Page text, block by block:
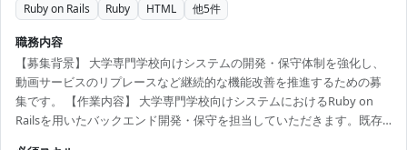
Ruby on Rails Ruby HTML 他5件
職務内容
【募集背景】 大学専門学校向けシステムの開発・保守体制を強化し、
動画サービスのリプレースなど継続的な機能改善を推進するための募
集です。 【作業内容】 大学専門学校向けシステムにおけるRuby on
Railsを用いたバックエンド開発・保守を担当していただきます。既存